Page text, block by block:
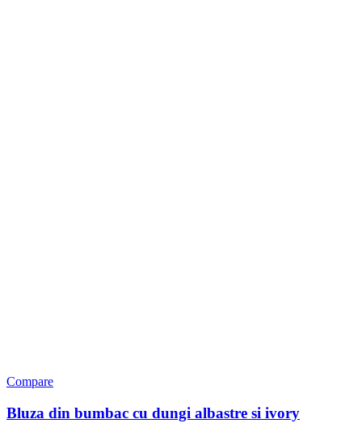
Compare
Bluza din bumbac cu dungi albastre si ivory